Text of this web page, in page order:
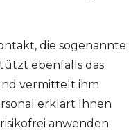
die sogenannte
ebenfalls das
vermittelt ihm
erklärt Ihnen
anwenden